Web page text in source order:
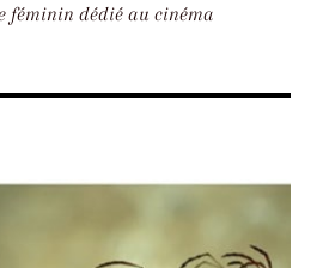
féminin dédié au cinéma